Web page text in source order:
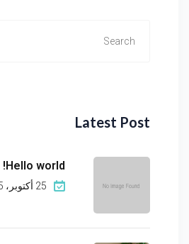
Latest Post
Hello world!
25 أكتوبر، 2025